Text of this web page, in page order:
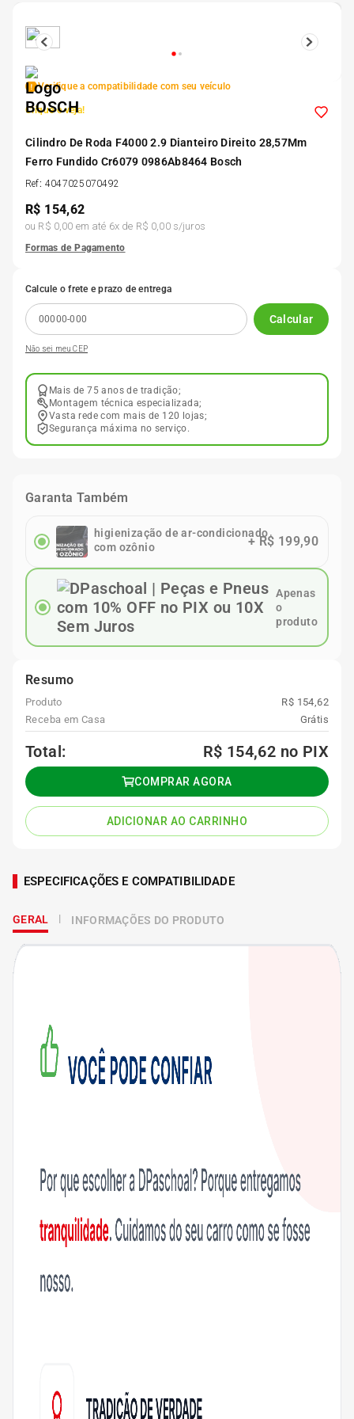
Verifique a compatibilidade com seu veículo
Clique e veja!
Cilindro De Roda F4000 2.9 Dianteiro Direito 28,57Mm
Ferro Fundido Cr6079 0986Ab8464 Bosch
Ref: 4047025070492
R$ 154,62
ou R$ 0,00 em até 6x de R$ 0,00s/juros
Formas de Pagamento
Calcule o frete e prazo de entrega
Calcular
Não sei meu CEP
Mais de 75 anos de tradição;
Montagem técnica especializada;
Vasta rede com mais de 120 lojas;
Segurança máxima no serviço.
Garanta Também
higienização de ar-condicionado
com ozônio
+R$ 199,90
Apenas
o
produto
Resumo
Produto
R$ 154,62
Receba em Casa
Grátis
Total: R$ 154,62 no PIX
COMPRAR AGORA
ADICIONAR AO CARRINHO
ESPECIFICAÇÕES E COMPATIBILIDADE
GERAL INFORMAÇÕES DO PRODUTO
5º
7
8º 185 60r15
9º 195 55r15